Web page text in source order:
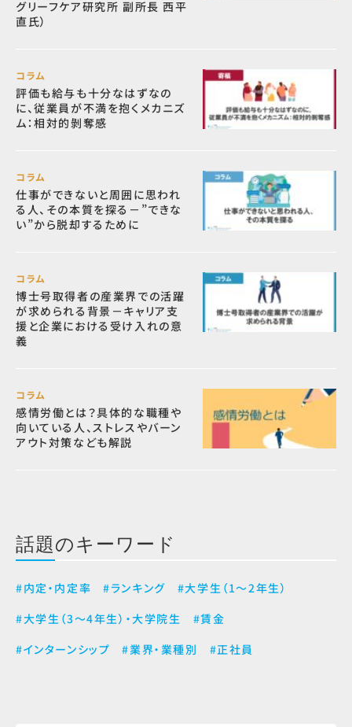
グリーフケア研究所 副所長 西平
直氏）
コラム
評価も給与も十分なはずなの
に、従業員が不満を抱くメカニズ
ム：相対的剝奪感
コラム
仕事ができないと周囲に思われ
る人、その本質を探る－”できな
い”から脱却するために
コラム
博士号取得者の産業界での活躍
が求められる背景－キャリア支
援と企業における受け入れの意
義
コラム
感情労働とは？具体的な職種や
向いている人、ストレスやバーン
アウト対策なども解説
話題のキーワード
#内定・内定率 #ランキング
#大学生（1～2年生）
#大学生（3～4年生）・大学院生
#賃金
#インターンシップ
#業界・業種別 #正社員